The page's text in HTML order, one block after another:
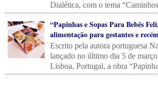
Dialética, com o tema
“Papinhas e Sopas Para Bebês
alimentação para gestantes e
Escrito pela autora portuguesa
lançado no último dia 5 de
Lisboa, Portugal, a obra